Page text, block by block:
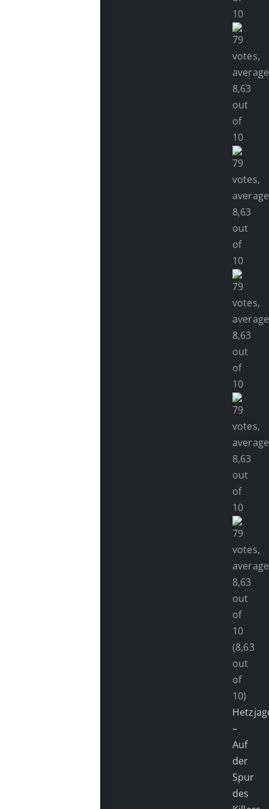
(8,63
out
of
10)
–
Auf
der
Spur
des